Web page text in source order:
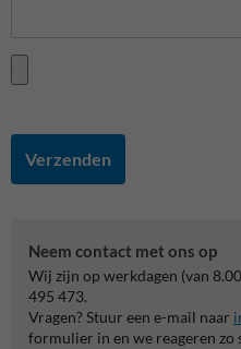
Verzenden
Neem contact met ons op
Wij zijn op werkdagen (van
495 473.
Vragen? Stuur een e-mail naar
formulier in en we reageren zo